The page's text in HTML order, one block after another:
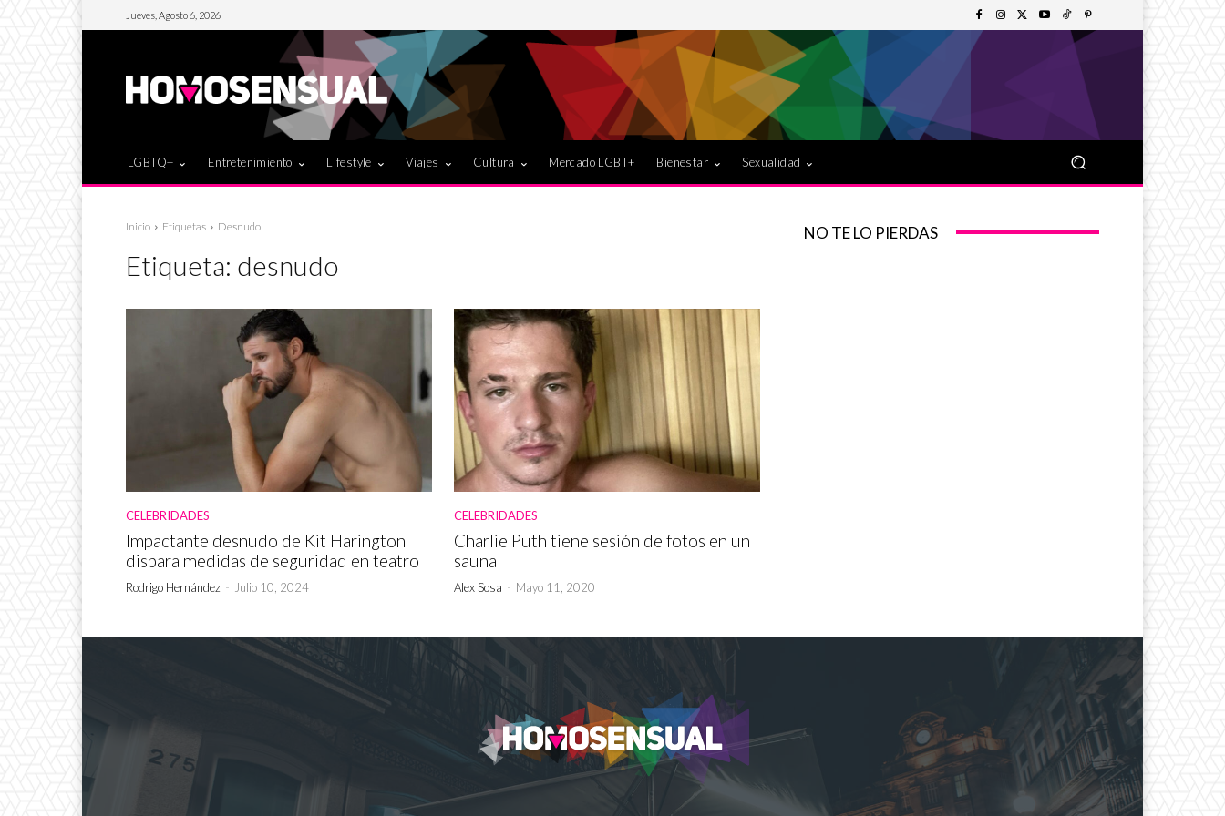
Jueves, Agosto 6, 2026
LGBTQ+ Entretenimiento Lifestyle Viajes Cultura Mercado LGBT+ Bienestar Sexualidad
Inicio Etiquetas Desnudo
Etiqueta: desnudo
CELEBRIDADES
Impactante desnudo de Kit Harington
dispara medidas de seguridad en teatro
Rodrigo Hernández - Julio 10, 2024
CELEBRIDADES
Charlie Puth tiene sesión de fotos en un
sauna
Alex Sosa - Mayo 11, 2020
NO TE LO PIERDAS